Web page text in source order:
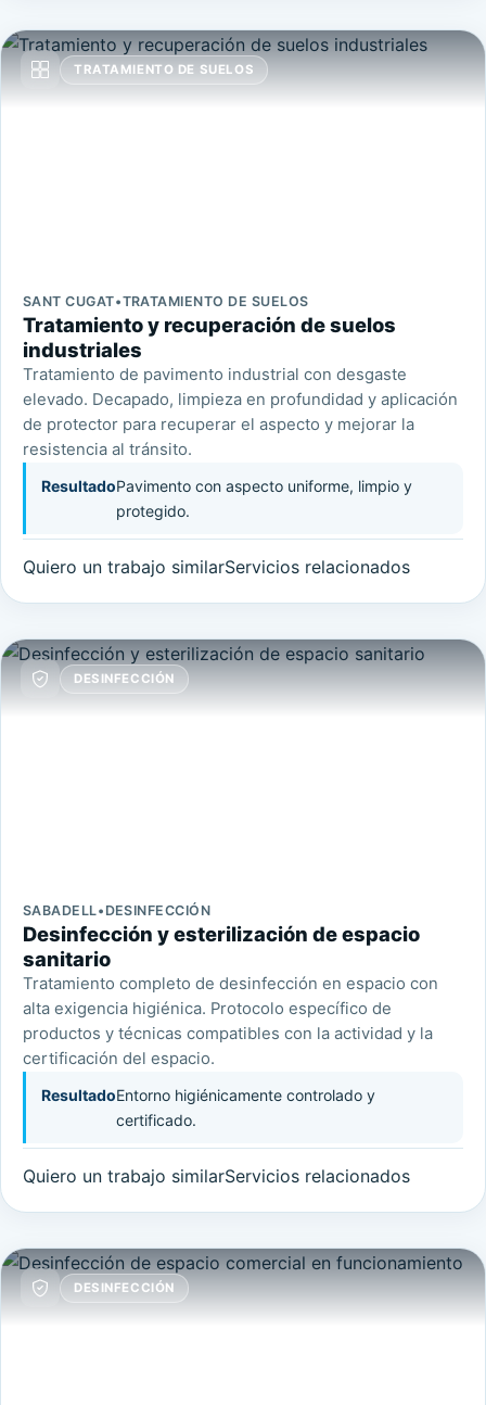
TRATAMIENTO DE SUELOS
SANT CUGAT•TRATAMIENTO DE SUELOS
Tratamiento y recuperación de suelos
industriales
Tratamiento de pavimento industrial con desgaste
elevado. Decapado, limpieza en profundidad y aplicación
de protector para recuperar el aspecto y mejorar la
resistencia al tránsito.
ResultadoPavimento con aspecto uniforme, limpio y
protegido.
Quiero un trabajo similarServicios relacionados
DESINFECCIÓN
SABADELL• DESINFECCIÓN
Desinfección y esterilización de espacio
sanitario
Tratamiento completo de desinfección en espacio con
alta exigencia higiénica. Protocolo específico de
productos y técnicas compatibles con la actividad y la
certificación del espacio.
ResultadoEntorno higiénicamente controlado y
certificado.
Quiero un trabajo similarServicios relacionados
DESINFECCIÓN